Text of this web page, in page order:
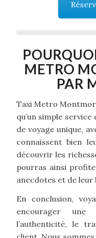
METRO
PAR
Taxi Metro
qu’un simple service
de voyage unique,
connaissent bien
découvrir les
pourras ainsi
anecdotes et de leur
En conclusion,
encourager une
l’authenticité, le